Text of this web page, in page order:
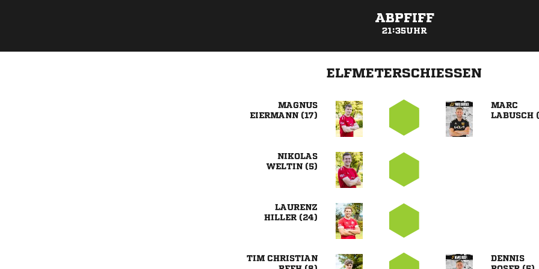
ABPFIFF
21:35UHR
ELFMETERSCHIESSEN



 

 

 
 
